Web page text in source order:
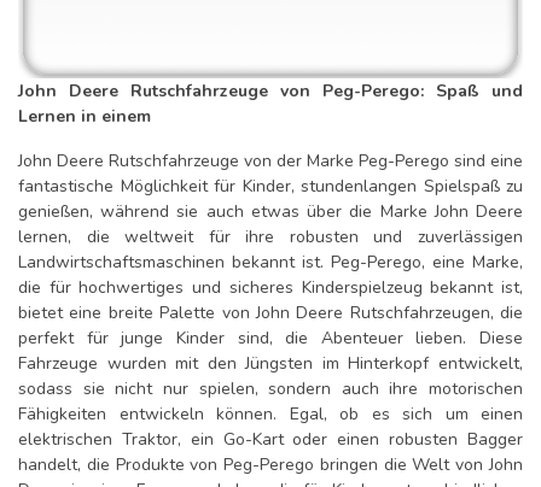
John Deere Rutschfahrzeuge von Peg-Perego: Spaß und
Lernen in einem
John Deere Rutschfahrzeuge von der Marke Peg-Perego sind eine
fantastische Möglichkeit für Kinder, stundenlangen Spielspaß zu
genießen, während sie auch etwas über die Marke John Deere
lernen, die weltweit für ihre robusten und zuverlässigen
Landwirtschaftsmaschinen bekannt ist. Peg-Perego, eine Marke,
die für hochwertiges und sicheres Kinderspielzeug bekannt ist,
bietet eine breite Palette von John Deere Rutschfahrzeugen, die
perfekt für junge Kinder sind, die Abenteuer lieben. Diese
Fahrzeuge wurden mit den Jüngsten im Hinterkopf entwickelt,
sodass sie nicht nur spielen, sondern auch ihre motorischen
Fähigkeiten entwickeln können. Egal, ob es sich um einen
elektrischen Traktor, ein Go-Kart oder einen robusten Bagger
handelt, die Produkte von Peg-Perego bringen die Welt von John